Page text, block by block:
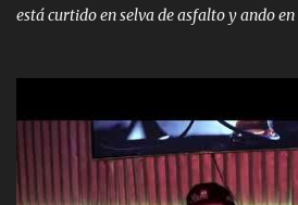
está curtido en selva de asfalto y ando en
pa más pues hay charola les voy a dar
otra Música Surcando bien mi camino
los lados aquel que no corre vuela no se
Ya pasé varias hazañas ya tienen rato